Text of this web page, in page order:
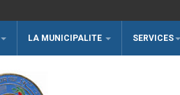
LA MUNICIPALITE SERVICES